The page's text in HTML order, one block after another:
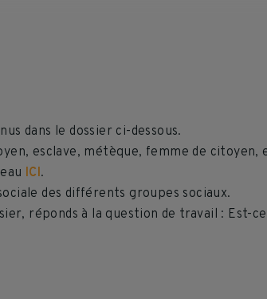
dans le dossier ci-dessous.
esclave, métèque, femme de
ICI.
des différents groupes sociaux.
réponds à la question de travail :